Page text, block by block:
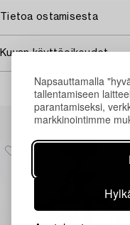
Napsauttamalla
tallentamiseen
parantamiseksi,
markkinointimme
Tietoa ostamisesta
Kuvan käyttöoikeudet
Muiden